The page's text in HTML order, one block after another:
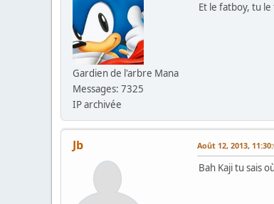
Gardien de l'arbre Mana
Messages: 7325
IP archivée
Et le fatboy, tu
Jb Août 12, 2013,
Bah Kaji tu sais